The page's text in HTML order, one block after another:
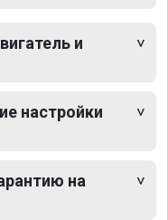
и
настройки
на